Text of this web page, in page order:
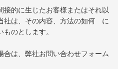
的に生じたお客様またはそれ以
社は、その内容、方法の如何 に
のとします。
合は、弊社お問い合わせフォーム